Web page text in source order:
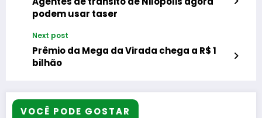
podem usar taser
Next post
Prêmio da Mega da Virada chega a R$ 1
bilhão
VOCÊ PODE GOSTAR